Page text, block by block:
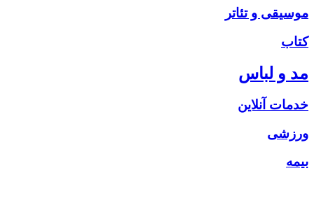
موسیقی و تئاتر
کتاب
مد و لباس
خدمات آنلاین
ورزشی
بیمه